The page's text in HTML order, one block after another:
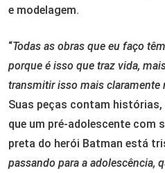
e modelagem.
“Todas as obras que eu faço
porque é isso que traz vida,
transmitir isso mais claramente
Suas peças contam histórias,
que um pré-adolescente com
preta do herói Batman está
passando para a adolescência,